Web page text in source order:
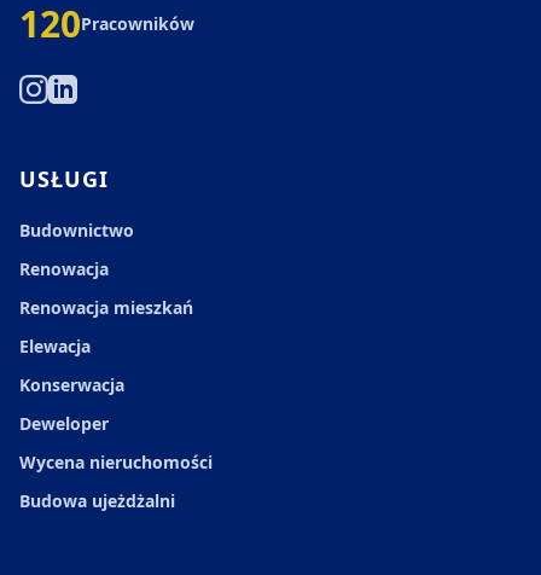
120Pracowników
USŁUGI
Budownictwo
Renowacja
Renowacja mieszkań
Elewacja
Konserwacja
Deweloper
Wycena nieruchomości
Budowa ujeżdżalni